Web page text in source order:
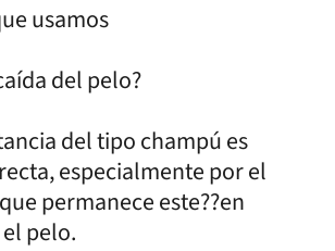
usamos
del pelo?
del tipo champú es
especialmente por el
permanece este??en
pelo.